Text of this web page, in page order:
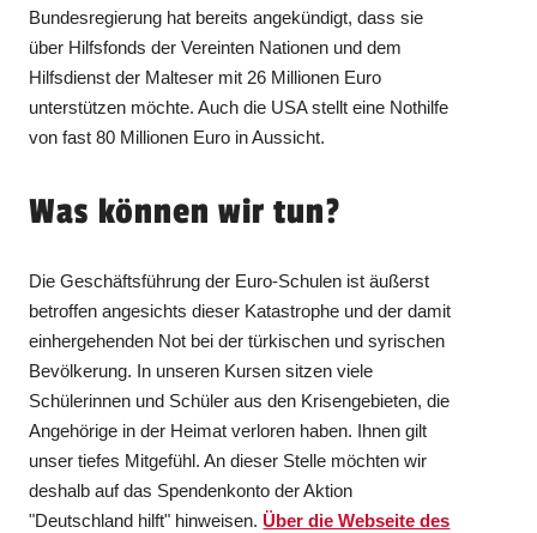
Bundesregierung hat bereits angekündigt, dass sie
über Hilfsfonds der Vereinten Nationen und dem
Hilfsdienst der Malteser mit 26 Millionen Euro
unterstützen möchte. Auch die USA stellt eine Nothilfe
von fast 80 Millionen Euro in Aussicht.
Was können wir tun?
Die Geschäftsführung der Euro-Schulen ist äußerst
betroffen angesichts dieser Katastrophe und der damit
einhergehenden Not bei der türkischen und syrischen
Bevölkerung. In unseren Kursen sitzen viele
Schülerinnen und Schüler aus den Krisengebieten, die
Angehörige in der Heimat verloren haben. Ihnen gilt
unser tiefes Mitgefühl. An dieser Stelle möchten wir
deshalb auf das Spendenkonto der Aktion
"Deutschland hilft" hinweisen. Über die Webseite des